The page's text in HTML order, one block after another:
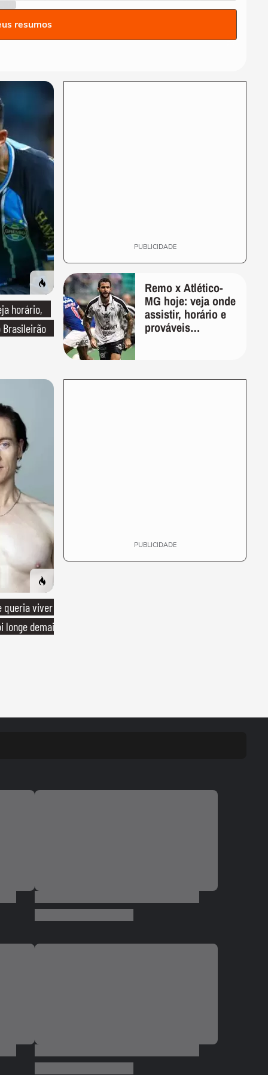
americano frustrado' e diz
Ventos fortes atingem
resumos
horário,
Brasileirão
PUBLICIDADE
queria viver
demais
Remo x Atlético-
MG hoje: veja onde
assistir, horário e
prováveis
PUBLICIDADE